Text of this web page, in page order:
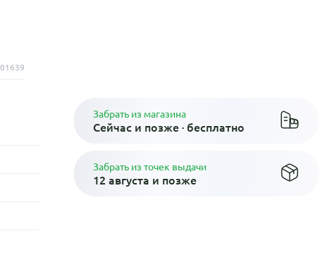
Забрать из магазина
Сейчас и позже · бесплатно
Забрать из точек выдачи
12 августа и позже